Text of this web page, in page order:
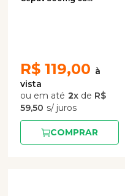
R$ 119,00
2x de R$
59,50
COMPRAR